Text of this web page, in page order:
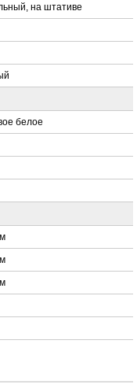
на штативе
белое